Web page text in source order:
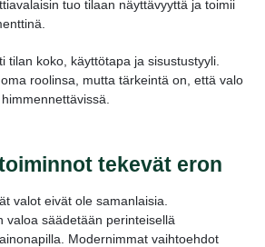
tuo tilaan näyttävyyttä ja toimii
tilan koko, käyttötapa ja sisustustyyli.
roolinsa, mutta tärkeintä on, että valo
tekevät eron
valot eivät ole samanlaisia.
valoa säädetään perinteisellä
Modernimmat vaihtoehdot